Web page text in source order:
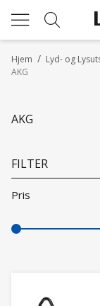
/
Hjem Lyd- og
AKG
AKG
FILTER
Pris